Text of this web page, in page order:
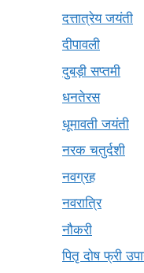
दत्तात्रेय जयंती
दीपावली
दुबड़ी सप्तमी
धनतेरस
धूमावती जयंती
नरक चतुर्दशी
नवग्रह
नवरात्रि
नौकरी
पितृ दोष फ्री